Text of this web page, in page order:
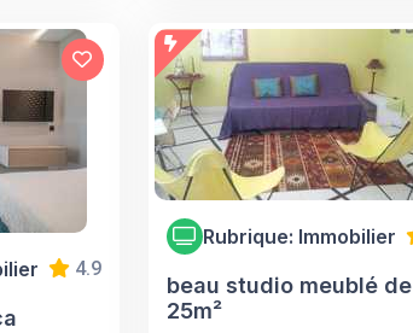
4.9
Rubrique: Immobilier
beau studio meublé de
25m²